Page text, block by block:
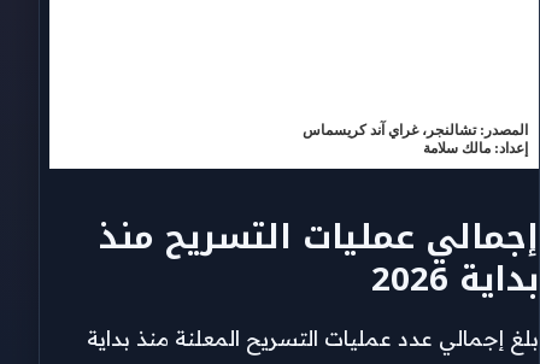
إجمالي عمليات التسريح منذ
بداية 2026
بلغ إجمالي عدد عمليات التسريح المعلنة منذ بداية